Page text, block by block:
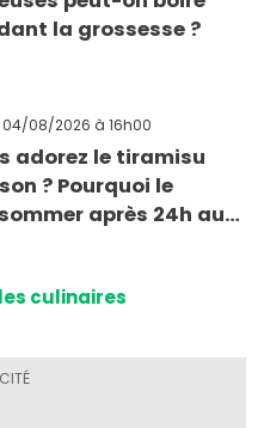
la grossesse ?
04/08/2026 à 16h00
adorez le tiramisu
? Pourquoi le
après 24h au
culinaires